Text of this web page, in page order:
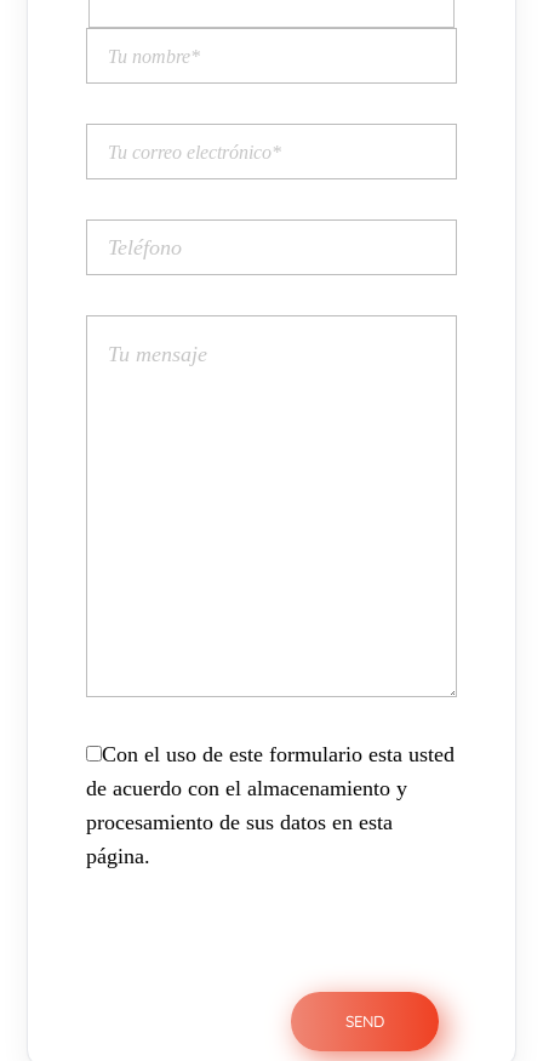
Con el uso de este formulario esta usted
de acuerdo con el almacenamiento y
procesamiento de sus datos en esta
página.